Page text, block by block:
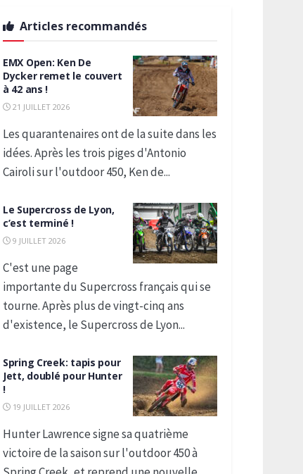
Articles recommandés
EMX Open: Ken De
Dycker remet le couvert
à 42 ans !
21 JUILLET 2026
Les quarantenaires ont de la suite dans les
idées. Après les trois piges d'Antonio
Cairoli sur l'outdoor 450, Ken de...
Le Supercross de Lyon,
c’est terminé !
9 JUILLET 2026
C'est une page
importante du Supercross français qui se
tourne. Après plus de vingt-cinq ans
d'existence, le Supercross de Lyon...
Spring Creek: tapis pour
Jett, doublé pour Hunter
!
19 JUILLET 2026
Hunter Lawrence signe sa quatrième
victoire de la saison sur l'outdoor 450 à